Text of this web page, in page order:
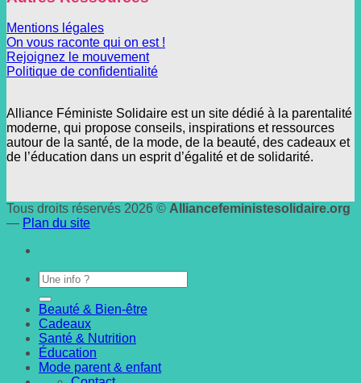
Mentions légales
On vous raconte qui on est !
Rejoignez le mouvement
Politique de confidentialité
Alliance Féministe Solidaire est un site dédié à la parentalité
moderne, qui propose conseils, inspirations et ressources
autour de la santé, de la mode, de la beauté, des cadeaux et
de l’éducation dans un esprit d’égalité et de solidarité.
Tous droits réservés 2026 © Alliancefeministesolidaire.org
— Plan du site
Beauté & Bien-être
Cadeaux
Santé & Nutrition
Éducation
Mode parent & enfant